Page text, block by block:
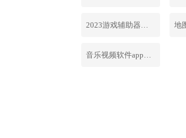
2023游戏辅助器软件大全免费
音乐视频软件app下载安装免费